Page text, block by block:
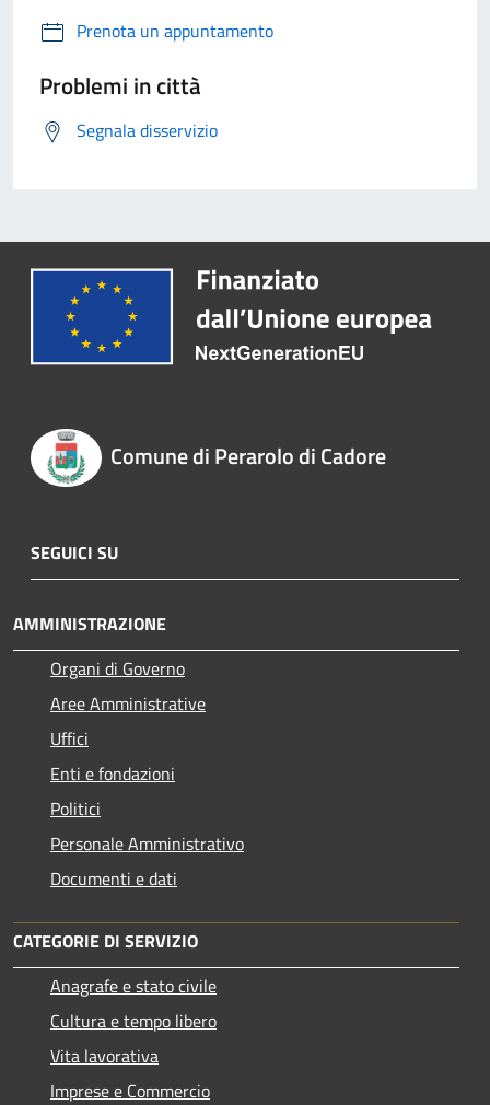
Prenota un appuntamento
Problemi in città
Segnala disservizio
Comune di Perarolo di Cadore
SEGUICI SU
AMMINISTRAZIONE
Organi di Governo
Aree Amministrative
Uffici
Enti e fondazioni
Politici
Personale Amministrativo
Documenti e dati
CATEGORIE DI SERVIZIO
Anagrafe e stato civile
Cultura e tempo libero
Vita lavorativa
Imprese e Commercio